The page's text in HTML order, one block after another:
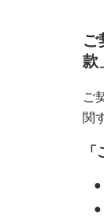
款
ご
関